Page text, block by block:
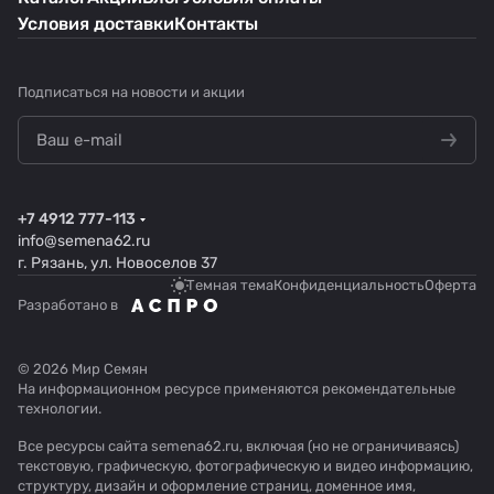
Условия доставкиКонтакты
Подписаться на новости и акции
+7 4912 777-113
info@semena62.ru
г. Рязань, ул. Новоселов 37
Темная темаКонфиденциальностьОферта
Разработано в
© 2026 Мир Семян
На информационном ресурсе применяются рекомендательные
технологии.
Все ресурсы сайта semena62.ru, включая (но не ограничиваясь)
текстовую, графическую, фотографическую и видео информацию,
структуру, дизайн и оформление страниц, доменное имя,